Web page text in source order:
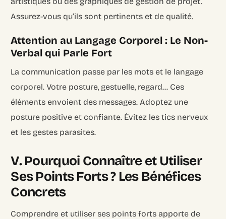
Assurez-vous qu’ils sont pertinents et de qualité.
Attention au Langage Corporel : Le Non-
Verbal qui Parle Fort
La communication passe par les mots et le langage
corporel. Votre posture, gestuelle, regard… Ces
éléments envoient des messages. Adoptez une
posture positive et confiante. Évitez les tics nerveux
et les gestes parasites.
V. Pourquoi Connaître et Utiliser
Ses Points Forts ? Les Bénéfices
Concrets
Comprendre et utiliser ses points forts apporte de